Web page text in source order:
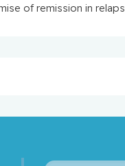
of remission in